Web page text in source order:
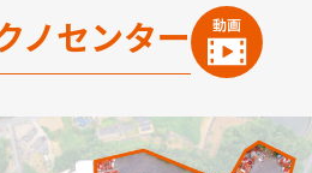
ノセンター